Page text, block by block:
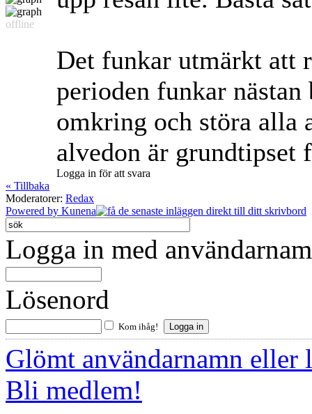
offline
Det funkar utmärkt att
perioden funkar
omkring och störa alla
alvedon är
Logga in för att svara
« Tillbaka
Moderatorer: Redax
Powered by Kunena
Logga in med
Lösenord
Kom ihåg!
Glömt användarnamn eller
Bli medlem!